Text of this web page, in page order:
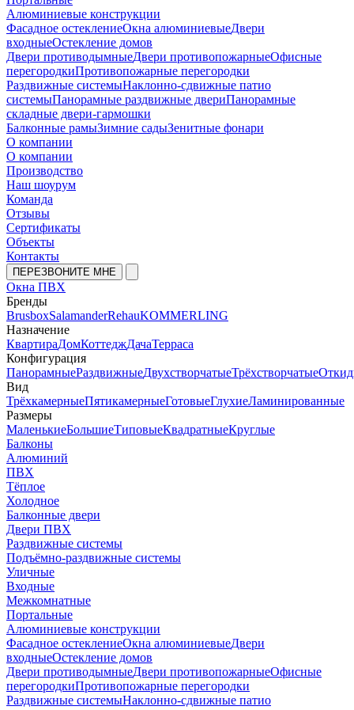
Алюминиевые конструкции
Фасадное остеклениеОкна алюминиевыеДвери
входныеОстекление домов
Двери противодымныеДвери противопожарныеОфисные
перегородкиПротивопожарные перегородки
Раздвижные системыНаклонно-сдвижные патио
системыПанорамные раздвижные двериПанорамные
складные двери-гармошки
Балконные рамыЗимние садыЗенитные фонари
О компании
О компании
Производство
Наш шоурум
Команда
Отзывы
Сертификаты
Объекты
Контакты
ПЕРЕЗВОНИТЕ МНЕ
Окна ПВХ
Бренды
BrusboxSalamanderRehauKOMMERLING
Назначение
КвартираДомКоттеджДачаТерраса
Конфигурация
ПанорамныеРаздвижныеДвухстворчатыеТрёхстворчатые
Вид
ТрёхкамерныеПятикамерныеГотовыеГлухиеЛаминированные
Размеры
МаленькиеБольшиеТиповыеКвадратныеКруглые
Балконы
Алюминий
ПВХ
Тёплое
Холодное
Балконные двери
Двери ПВХ
Раздвижные системы
Подъёмно-раздвижные системы
Уличные
Входные
Межкомнатные
Портальные
Алюминиевые конструкции
Фасадное остеклениеОкна алюминиевыеДвери
входныеОстекление домов
Двери противодымныеДвери противопожарныеОфисные
перегородкиПротивопожарные перегородки
Раздвижные системыНаклонно-сдвижные патио